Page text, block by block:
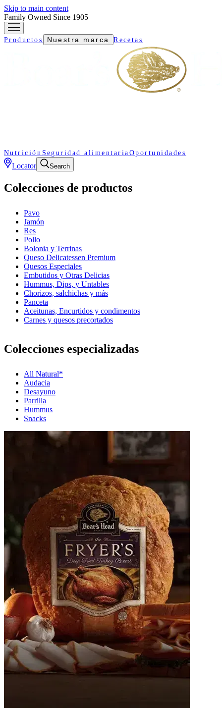
Skip to main content
Family Owned Since 1905
Productos Nuestra marca Recetas
Nutrición Seguridad alimentaria Oportunidades
Locator Search
Colecciones de productos
Pavo
Jamón
Res
Pollo
Bolonia y Terrinas
Queso Delicatessen Premium
Quesos Especiales
Embutidos y Otras Delicias
Hummus, Dips, y Untables
Chorizos, salchichas y más
Panceta
Aceitunas, Encurtidos y condimentos
Carnes y quesos precortados
Colecciones especializadas
All Natural*
Audacia
Desayuno
Parrilla
Hummus
Snacks